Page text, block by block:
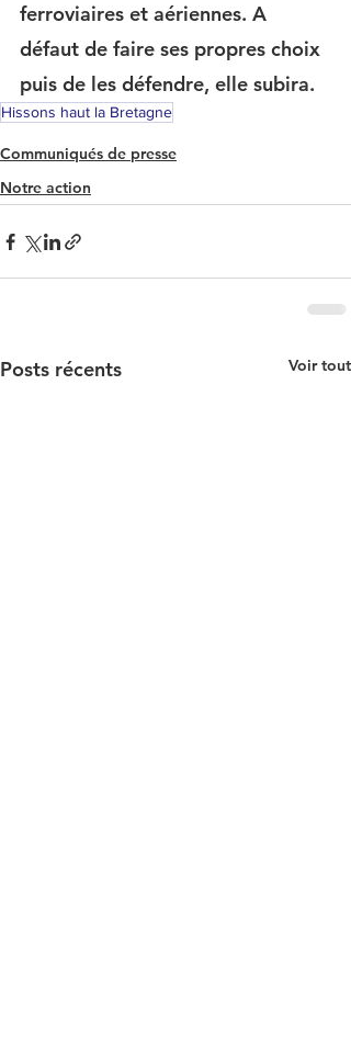
ferroviaires et aériennes. A
défaut de faire ses propres choix
puis de les défendre, elle subira.
Hissons haut la Bretagne
Communiqués de presse
Notre action
Posts récents Voir tout